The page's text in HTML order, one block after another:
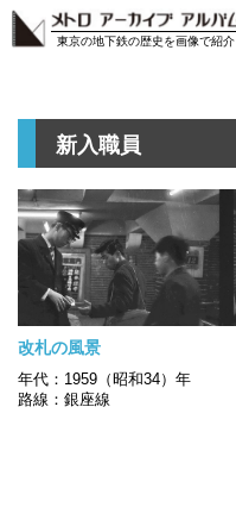
東京の地下鉄の歴史を画像で紹介
新入職員
改札の風景
年代：1959（昭和34）年
路線：銀座線